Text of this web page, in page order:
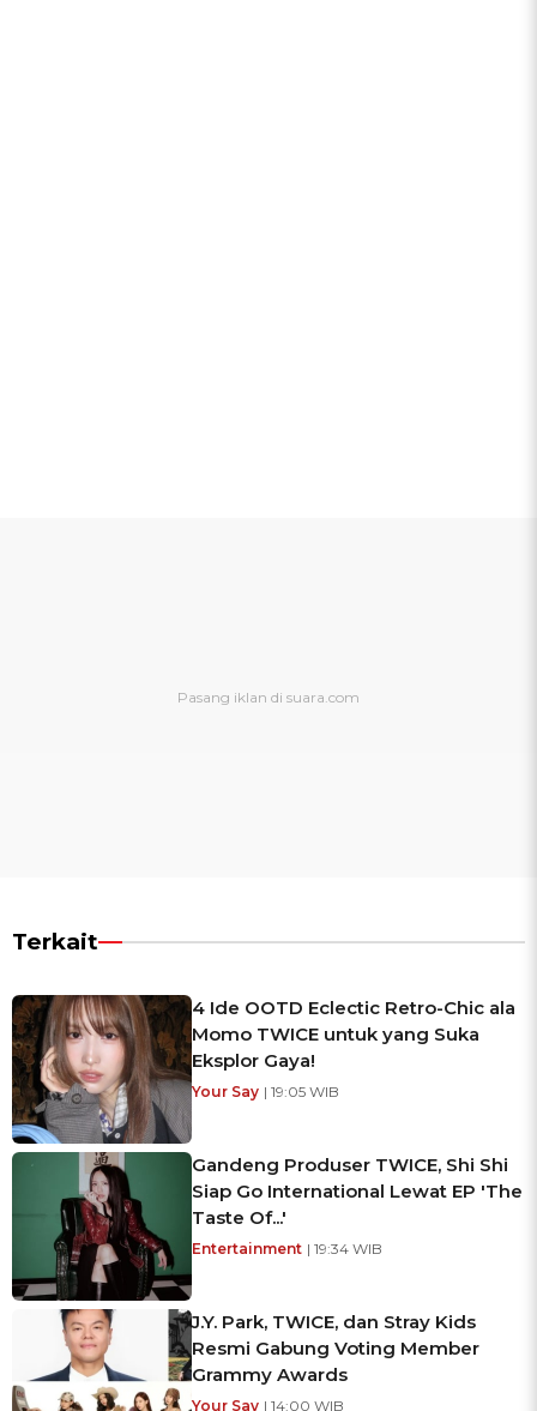
Terkait
4 Ide OOTD Eclectic Retro-Chic ala
Momo TWICE untuk yang Suka
Eksplor Gaya!
Your Say | 19:05 WIB
Gandeng Produser TWICE, Shi Shi
Siap Go International Lewat EP 'The
Taste Of...'
Entertainment | 19:34 WIB
J.Y. Park, TWICE, dan Stray Kids
Resmi Gabung Voting Member
Grammy Awards
Your Say | 14:00 WIB